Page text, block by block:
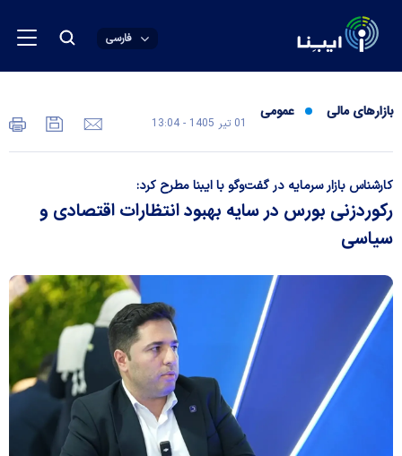
فارسی
بازارهای مالی عمومی
01 تير 1405 - 13:04
کارشناس بازار سرمایه در گفت‌و‌گو با ایبنا مطرح کرد:
رکوردزنی بورس در سایه بهبود انتظارات اقتصادی و
سیاسی